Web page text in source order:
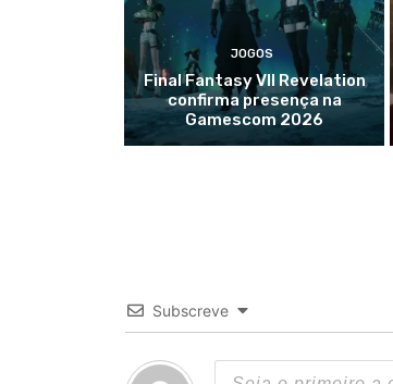
JOGOS
Final Fantasy VII Revelation
confirma presença na
Gamescom 2026
Subscreve